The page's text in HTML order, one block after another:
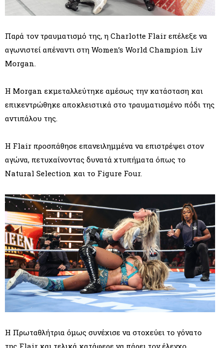
Παρά τον τραυματισμό της, η Charlotte Flair επέλεξε να
αγωνιστεί απέναντι στη Women’s World Champion Liv
Morgan.
Η Morgan εκμεταλλεύτηκε αμέσως την κατάσταση και
επικεντρώθηκε αποκλειστικά στο τραυματισμένο πόδι της
αντιπάλου της.
Η Flair προσπάθησε επανειλημμένα να επιστρέψει στον
αγώνα, πετυχαίνοντας δυνατά χτυπήματα όπως το
Natural Selection και το Figure Four.
Η Πρωταθλήτρια όμως συνέχισε να στοχεύει το γόνατο